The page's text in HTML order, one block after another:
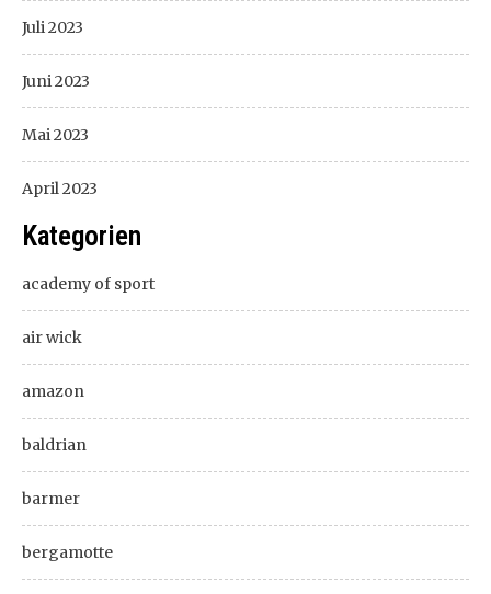
Juli 2023
Juni 2023
Mai 2023
April 2023
Kategorien
academy of sport
air wick
amazon
baldrian
barmer
bergamotte